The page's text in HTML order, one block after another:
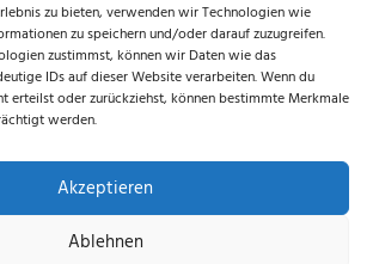
zu bieten, verwenden wir Technologien wie
zu speichern und/oder darauf zuzugreifen.
zustimmst, können wir Daten wie das
IDs auf dieser Website verarbeiten. Wenn du
erteilst oder zurückziehst, können bestimmte Merkmale
werden.
Akzeptieren
Ablehnen
Next article
auf Instagram und Facebook!